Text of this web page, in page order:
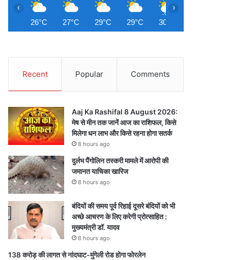
26°C 27°C 29°C 29°C 30°C
‹ ›
Recent Popular Comments
Aaj Ka Rashifal 8 August 2026:
मेष से मीन तक जानें आज का राशिफल, किसे
मिलेगा धन लाभ और किसे रहना होगा सतर्क
8 hours ago
दुर्लभ पैंगोलिन तस्करी मामले में आरोपी की
जमानत याचिका खारिज
8 hours ago
बंदियों की समय पूर्व रिहाई दूसरे बंदियों को भी
अच्छे आचरण के लिए करेगी प्रोत्साहित :
मुख्यमंत्री डॉ. यादव
8 hours ago
138 करोड़ की लागत से नांदघाट-मुंगेली रोड होगा फोरलेन